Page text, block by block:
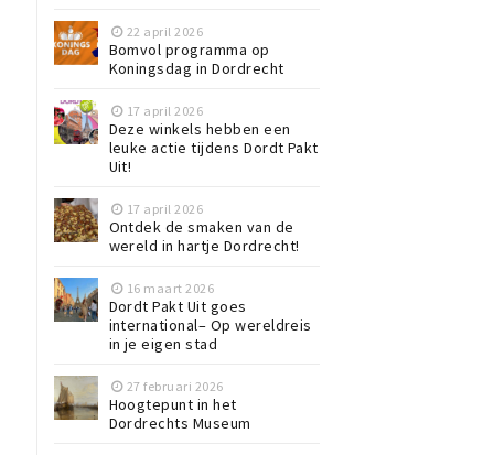
22 april 2026
Bomvol programma op
Koningsdag in Dordrecht
17 april 2026
Deze winkels hebben een
leuke actie tijdens Dordt Pakt
Uit!
17 april 2026
Ontdek de smaken van de
wereld in hartje Dordrecht!
16 maart 2026
Dordt Pakt Uit goes
international– Op wereldreis
in je eigen stad
27 februari 2026
Hoogtepunt in het
Dordrechts Museum